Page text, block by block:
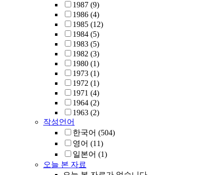
1987 (9)
1986 (4)
1985 (12)
1984 (5)
1983 (5)
1982 (3)
1980 (1)
1973 (1)
1972 (1)
1971 (4)
1964 (2)
1963 (2)
작성언어
한국어 (504)
영어 (11)
일본어 (1)
오늘 본 자료